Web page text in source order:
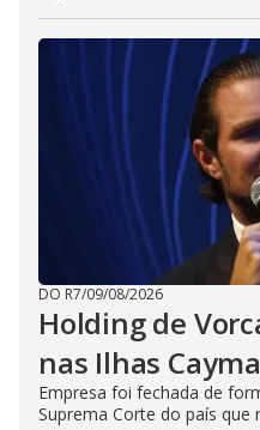
DO R7/09/08/2026
Holding de
nas Ilhas
Empresa foi fechada de
Suprema Corte do país que